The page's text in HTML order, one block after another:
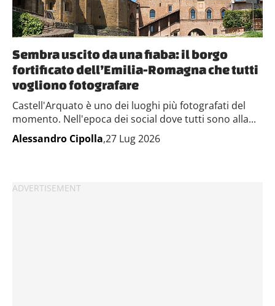
Sembra uscito da una fiaba: il borgo
fortificato dell’Emilia-Romagna che tutti
vogliono fotografare
Castell'Arquato è uno dei luoghi più fotografati del
momento. Nell'epoca dei social dove tutti sono alla...
Alessandro Cipolla,27 Lug 2026